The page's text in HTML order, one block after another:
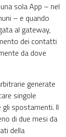
sola App – nel
– e quando
al gateway,
dei contatti
da dove
generate
singole
spostamenti. Il
di due mesi da
della